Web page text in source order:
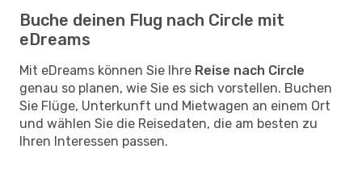
Buche deinen Flug nach Circle mit
eDreams
Mit eDreams können Sie Ihre Reise nach Circle
genau so planen, wie Sie es sich vorstellen. Buchen
Sie Flüge, Unterkunft und Mietwagen an einem Ort
und wählen Sie die Reisedaten, die am besten zu
Ihren Interessen passen.